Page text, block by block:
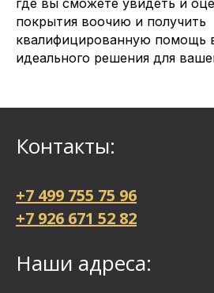
где вы сможете увидеть и
покрытия воочию и получить
квалифицированную помощь
идеального решения для
Контакты:
+7 499 755 75 96
+7 926 671 52 82
Наши адреса: